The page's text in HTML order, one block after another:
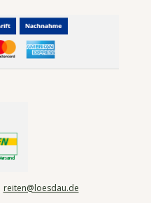
reiten@loesdau.de